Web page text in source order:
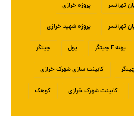
تهرانسر پروژه خرازی
تهرانسر پروژه شهید خرازی
پهنه F چیتگر پول چیتگر
کابینت سازی شهرک خرازی
کابینت شهرک خرازی کوهک